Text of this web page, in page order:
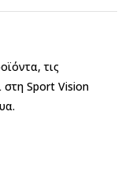
τις
στη Sport Vision